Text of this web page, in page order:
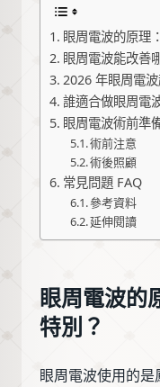
眼周電波的原理
眼周電波能改善
2026 年眼周電
誰適合做眼周電
眼周電波術前準
術前注意
術後照顧
常見問題 FAQ
參考資料
延伸閱讀
眼周電波的
特別？
眼周電波使用的